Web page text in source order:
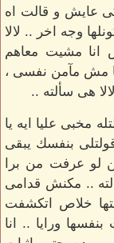
عايش و قالت اه
وجه اخر .. لالا
انا مشيت معاهم
مش مآمن نفسى ،
هى سألته ..
مخبى عليا ايه يا
بنفسك يبقى
لو عرفت من برا
.. مكنش قدامى
خلاص اتكشفت
ورايا .. انا